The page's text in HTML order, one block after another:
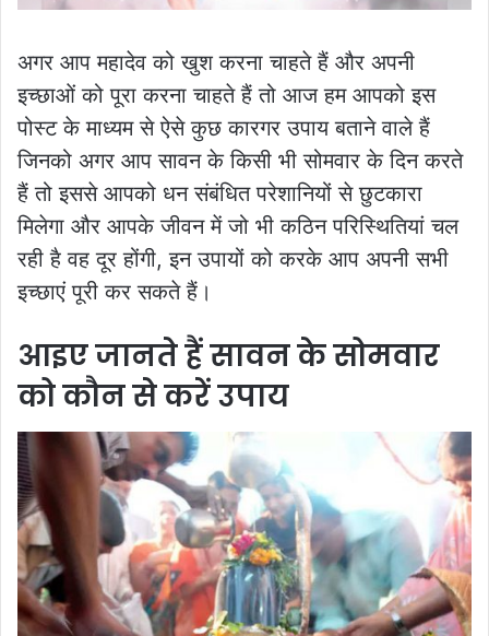
अगर आप महादेव को खुश करना चाहते हैं और अपनी
इच्छाओं को पूरा करना चाहते हैं तो आज हम आपको इस
पोस्ट के माध्यम से ऐसे कुछ कारगर उपाय बताने वाले हैं
जिनको अगर आप सावन के किसी भी सोमवार के दिन करते
हैं तो इससे आपको धन संबंधित परेशानियों से छुटकारा
मिलेगा और आपके जीवन में जो भी कठिन परिस्थितियां चल
रही है वह दूर होंगी, इन उपायों को करके आप अपनी सभी
इच्छाएं पूरी कर सकते हैं।
आइए जानते हैं सावन के सोमवार
को कौन से करें उपाय